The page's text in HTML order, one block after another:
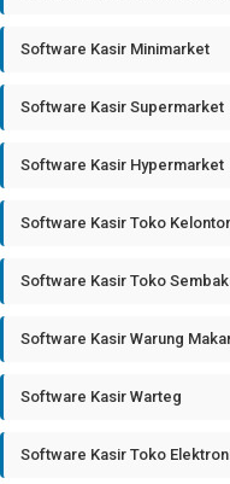
Software Kasir Minimarket
Software Kasir Supermarket
Software Kasir Hypermarket
Software Kasir Toko
Software Kasir Toko
Software Kasir Warung
Software Kasir Warteg
Software Kasir Toko